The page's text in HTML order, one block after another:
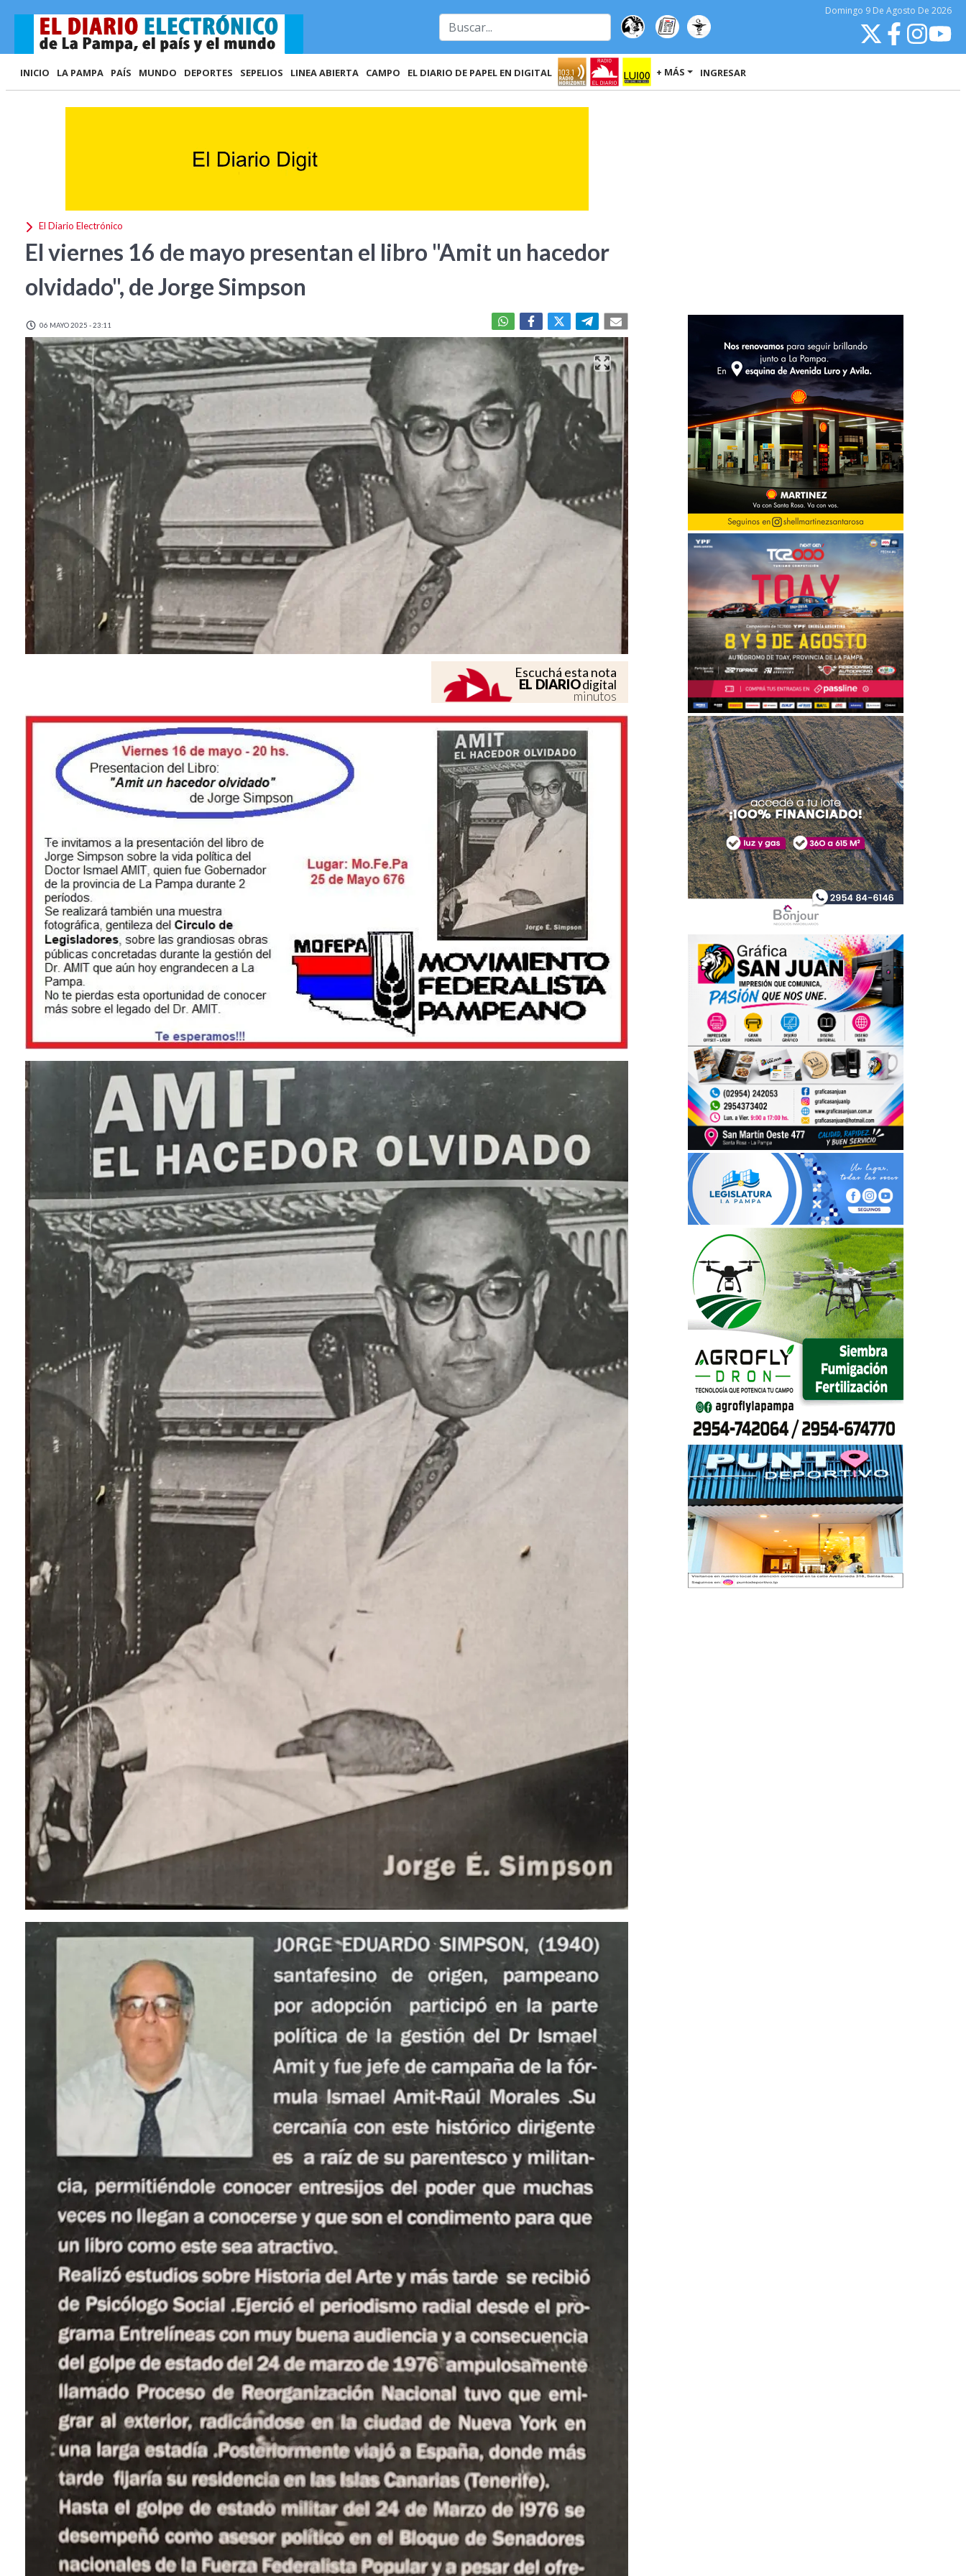
Domingo 9 De Agosto De 2026
INICIO LA PAMPA PAÍS MUNDO DEPORTES SEPELIOS LINEA ABIERTA CAMPO EL DIARIO DE PAPEL EN DIGITAL + MÁS INGRESAR
El Diario Electrónico
El viernes 16 de mayo presentan el libro "Amit un hacedor
olvidado", de Jorge Simpson
06 MAYO 2025 - 23:11
Escuchá esta nota
EL DIARIOdigital
minutos